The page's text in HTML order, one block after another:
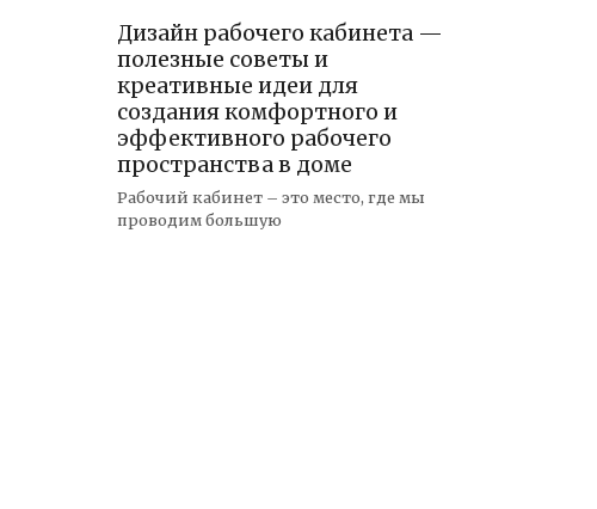
Дизайн рабочего кабинета —
полезные советы и
креативные идеи для
создания комфортного и
эффективного рабочего
пространства в доме
Рабочий кабинет – это место, где мы
проводим большую